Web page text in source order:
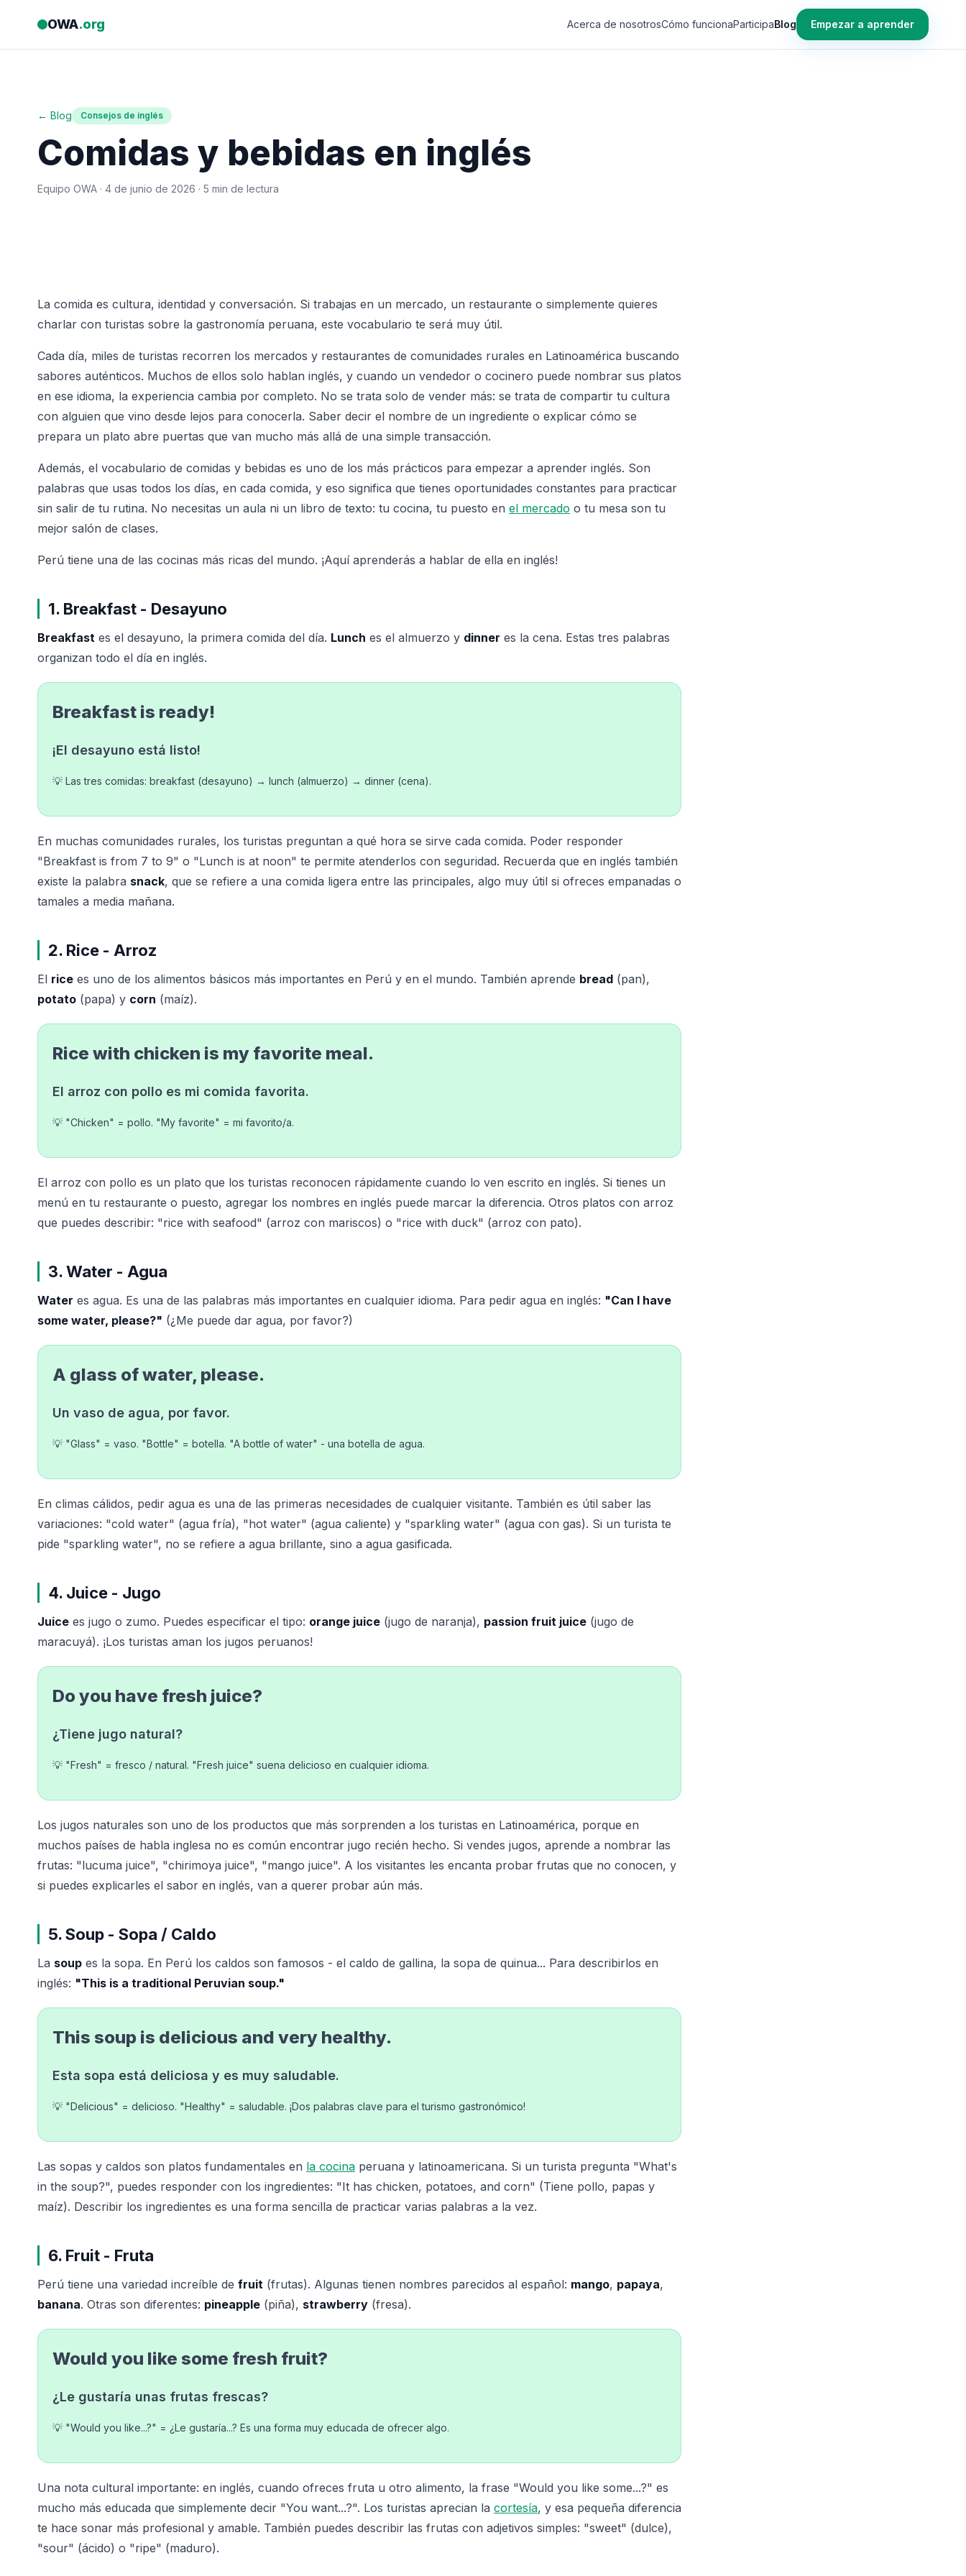
OWA.org Acerca de nosotrosCómo funcionaParticipaBlog Empezar a aprender
← Blog Consejos de inglés
Comidas y bebidas en inglés
Equipo OWA · 4 de junio de 2026 · 5 min de lectura
La comida es cultura, identidad y conversación. Si trabajas en un mercado, un restaurante o simplemente quieres
charlar con turistas sobre la gastronomía peruana, este vocabulario te será muy útil.
Cada día, miles de turistas recorren los mercados y restaurantes de comunidades rurales en Latinoamérica buscando
sabores auténticos. Muchos de ellos solo hablan inglés, y cuando un vendedor o cocinero puede nombrar sus platos
en ese idioma, la experiencia cambia por completo. No se trata solo de vender más: se trata de compartir tu cultura
con alguien que vino desde lejos para conocerla. Saber decir el nombre de un ingrediente o explicar cómo se
prepara un plato abre puertas que van mucho más allá de una simple transacción.
Además, el vocabulario de comidas y bebidas es uno de los más prácticos para empezar a aprender inglés. Son
palabras que usas todos los días, en cada comida, y eso significa que tienes oportunidades constantes para practicar
sin salir de tu rutina. No necesitas un aula ni un libro de texto: tu cocina, tu puesto en el mercado o tu mesa son tu
mejor salón de clases.
Perú tiene una de las cocinas más ricas del mundo. ¡Aquí aprenderás a hablar de ella en inglés!
1. Breakfast - Desayuno
Breakfast es el desayuno, la primera comida del día. Lunch es el almuerzo y dinner es la cena. Estas tres palabras
organizan todo el día en inglés.
Breakfast is ready!
¡El desayuno está listo!
💡 Las tres comidas: breakfast (desayuno) → lunch (almuerzo) → dinner (cena).
En muchas comunidades rurales, los turistas preguntan a qué hora se sirve cada comida. Poder responder
"Breakfast is from 7 to 9" o "Lunch is at noon" te permite atenderlos con seguridad. Recuerda que en inglés también
existe la palabra snack, que se refiere a una comida ligera entre las principales, algo muy útil si ofreces empanadas o
tamales a media mañana.
2. Rice - Arroz
El rice es uno de los alimentos básicos más importantes en Perú y en el mundo. También aprende bread (pan),
potato (papa) y corn (maíz).
Rice with chicken is my favorite meal.
El arroz con pollo es mi comida favorita.
💡 "Chicken" = pollo. "My favorite" = mi favorito/a.
El arroz con pollo es un plato que los turistas reconocen rápidamente cuando lo ven escrito en inglés. Si tienes un
menú en tu restaurante o puesto, agregar los nombres en inglés puede marcar la diferencia. Otros platos con arroz
que puedes describir: "rice with seafood" (arroz con mariscos) o "rice with duck" (arroz con pato).
3. Water - Agua
Water es agua. Es una de las palabras más importantes en cualquier idioma. Para pedir agua en inglés: "Can I have
some water, please?" (¿Me puede dar agua, por favor?)
A glass of water, please.
Un vaso de agua, por favor.
💡 "Glass" = vaso. "Bottle" = botella. "A bottle of water" - una botella de agua.
En climas cálidos, pedir agua es una de las primeras necesidades de cualquier visitante. También es útil saber las
variaciones: "cold water" (agua fría), "hot water" (agua caliente) y "sparkling water" (agua con gas). Si un turista te
pide "sparkling water", no se refiere a agua brillante, sino a agua gasificada.
4. Juice - Jugo
Juice es jugo o zumo. Puedes especificar el tipo: orange juice (jugo de naranja), passion fruit juice (jugo de
maracuyá). ¡Los turistas aman los jugos peruanos!
Do you have fresh juice?
¿Tiene jugo natural?
💡 "Fresh" = fresco / natural. "Fresh juice" suena delicioso en cualquier idioma.
Los jugos naturales son uno de los productos que más sorprenden a los turistas en Latinoamérica, porque en
muchos países de habla inglesa no es común encontrar jugo recién hecho. Si vendes jugos, aprende a nombrar las
frutas: "lucuma juice", "chirimoya juice", "mango juice". A los visitantes les encanta probar frutas que no conocen, y
si puedes explicarles el sabor en inglés, van a querer probar aún más.
5. Soup - Sopa / Caldo
La soup es la sopa. En Perú los caldos son famosos - el caldo de gallina, la sopa de quinua... Para describirlos en
inglés: "This is a traditional Peruvian soup."
This soup is delicious and very healthy.
Esta sopa está deliciosa y es muy saludable.
💡 "Delicious" = delicioso. "Healthy" = saludable. ¡Dos palabras clave para el turismo gastronómico!
Las sopas y caldos son platos fundamentales en la cocina peruana y latinoamericana. Si un turista pregunta "What's
in the soup?", puedes responder con los ingredientes: "It has chicken, potatoes, and corn" (Tiene pollo, papas y
maíz). Describir los ingredientes es una forma sencilla de practicar varias palabras a la vez.
6. Fruit - Fruta
Perú tiene una variedad increíble de fruit (frutas). Algunas tienen nombres parecidos al español: mango, papaya,
banana. Otras son diferentes: pineapple (piña), strawberry (fresa).
Would you like some fresh fruit?
¿Le gustaría unas frutas frescas?
💡 "Would you like...?" = ¿Le gustaría...? Es una forma muy educada de ofrecer algo.
Una nota cultural importante: en inglés, cuando ofreces fruta u otro alimento, la frase "Would you like some...?" es
mucho más educada que simplemente decir "You want...?". Los turistas aprecian la cortesía, y esa pequeña diferencia
te hace sonar más profesional y amable. También puedes describir las frutas con adjetivos simples: "sweet" (dulce),
"sour" (ácido) o "ripe" (maduro).